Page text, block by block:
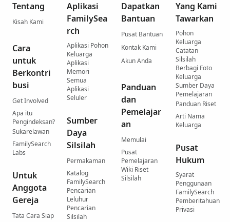
Tentang
Kisah Kami
Cara
untuk
Berkontri
busi
Get Involved
Apa itu
Pengindeksan?
Sukarelawan
FamilySearch
Labs
Untuk
Anggota
Gereja
Tata Cara Siap
Aplikasi
FamilySea
rch
Aplikasi Pohon
Keluarga
Aplikasi
Memori
Semua
Aplikasi
Seluler
Sumber
Daya
Silsilah
Permakaman
Katalog
FamilySearch
Pencarian
Leluhur
Pencarian
Silsilah
Dapatkan
Bantuan
Pusat Bantuan
Kontak Kami
Akun Anda
Panduan
dan
Pemelajar
an
Memulai
Pusat
Pemelajaran
Wiki Riset
Silsilah
Yang Kami
Tawarkan
Pohon
Keluarga
Catatan
Silsilah
Berbagi Foto
Keluarga
Sumber Daya
Pemelajaran
Panduan Riset
Arti Nama
Keluarga
Pusat
Hukum
Syarat
Penggunaan
FamilySearch
Pemberitahuan
Privasi